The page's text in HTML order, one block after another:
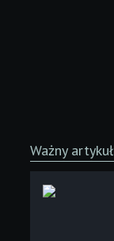
Ważny artykuł